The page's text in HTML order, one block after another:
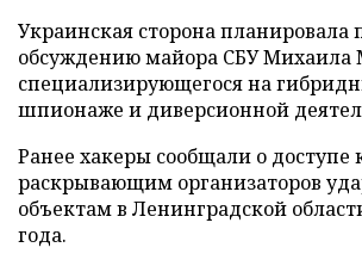
Украинская сторона планировала
обсуждению майора СБУ Михаила
специализирующегося на
шпионаже и диверсионной
Ранее хакеры сообщали о доступе
раскрывающим организаторов
объектам в Ленинградской
года.